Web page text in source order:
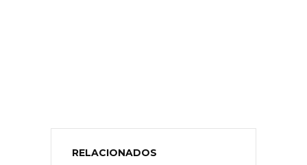
RELACIONADOS